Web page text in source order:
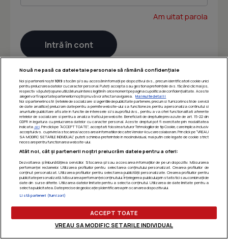
Am uitat parola
Nouă ne pasă ca datele tale personale să rămână confidențiale
Noi și partenerii noștri 1019stocăm și/sau accesăm informații pe dispozitivul dvs., precum identificatorii cookie unici
pentru prelucrarea datelor cu caracter personal. Puteți accepta sau gestiona preferințele dvs. făcând clic mai jos,
respectiv vă puteți opune utilizării unui interes legitim în orice moment pe pagina cu politica de confidențialitate. Aceste
alegeri vor fi raportate partenerilor noștri și nu vă vor afecta navigarea.
Mai multe detalii
Noi si partenerii nostri (retelele de socializare si agentiile de publicitate partenere, precum si furnizorii nostri de servicii
de date analitice) prelucram date pentru a permite website-ului sa functioneze, pentru a personaliza continutul si
anunturile publicitare afisate in functie de interesele si/sau profilul dvs., pentru a va oferi functionalitati aferente
retelelor de socializare si pentru a analiza traficul pe website. Beneficiati de drepturile prevazute de art. 15-22 din
GDPR in legatura cu prelucrarea datelor cu caracter personal. Aceste drepturi pot fi exercitate prin modalitatea
indicata aici. Prin click pe “ACCEPT TOATE”, acceptati folosirea tuturor Tehnologiilor de tip Cookie, care implica inclusiv
acceptul dvs. cu privire la stocarea/accesarea informatiilor de catre Vendor-ii cu care colaboram. Prin click pe “VREAU
SA MODIFIC SETARILE INDIVIDUAL” puteti schimba preferintele in mod individual, mai putin cele legate de cookie strict
necesare pentru functionarea website-ului.
Atât noi, cât și partenerii noștri prelucrăm datele pentru a oferi:
Dezvoltarea și îmbunătățirea serviciilor. Stocarea și/sau accesarea informațiilor de pe un dispozitiv. Măsurarea
performanței reclamelor. Utilizarea profilurilor pentru selectarea conținutului personalizat. Crearea profilurilor de
conținut personalizat. Utilizarea profilurilor pentru selectarea publicității personalizate. Crearea profilurilor pentru
publicitate personalizată. Măsurarea performanței conținutului. Înțelegerea publicului prin statistici sau combinații de
date din surse diferite. Utilizarea datelor limitate pentru a selecta conținutul. Utilizarea de date limitate pentru a
selecta publicitatea. Date precise de geolocație și identificarea prin scanarea dispozitivului.
Listă parteneri (furnizori)
ACCEPT TOATE
VREAU SA MODIFIC SETARILE INDIVIDUAL